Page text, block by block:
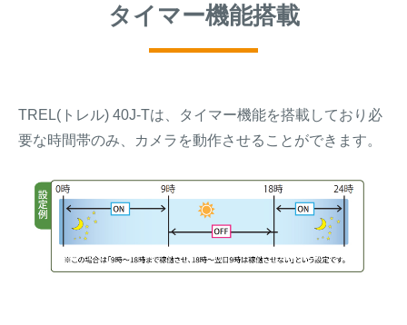
タイマー機能搭載
TREL(トレル) 40J-Tは、タイマー機能を搭載しており必
要な時間帯のみ、カメラを動作させることができます。